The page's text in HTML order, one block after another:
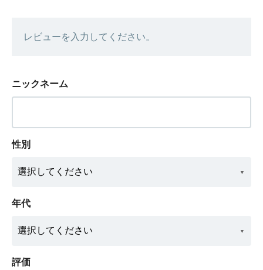
レビューを入力してください。
ニックネーム
性別
年代
評価